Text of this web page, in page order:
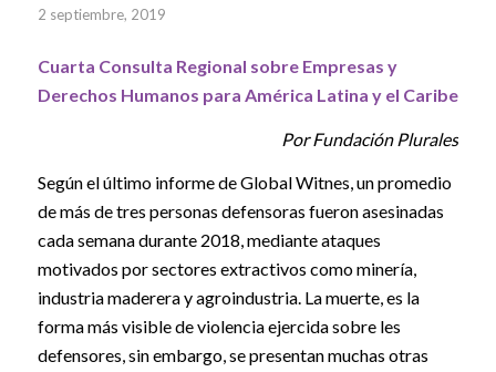
2 septiembre, 2019
Cuarta Consulta Regional sobre Empresas y
Derechos Humanos para América Latina y el Caribe
Por Fundación Plurales
Según el último informe de Global Witnes, un promedio
de más de tres personas defensoras fueron asesinadas
cada semana durante 2018, mediante ataques
motivados por sectores extractivos como minería,
industria maderera y agroindustria. La muerte, es la
forma más visible de violencia ejercida sobre les
defensores, sin embargo, se presentan muchas otras